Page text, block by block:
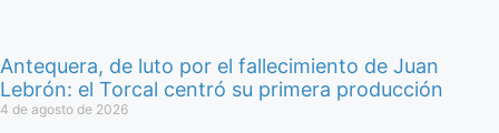
Antequera, de luto por el fallecimiento de Juan
Lebrón: el Torcal centró su primera producción
4 de agosto de 2026